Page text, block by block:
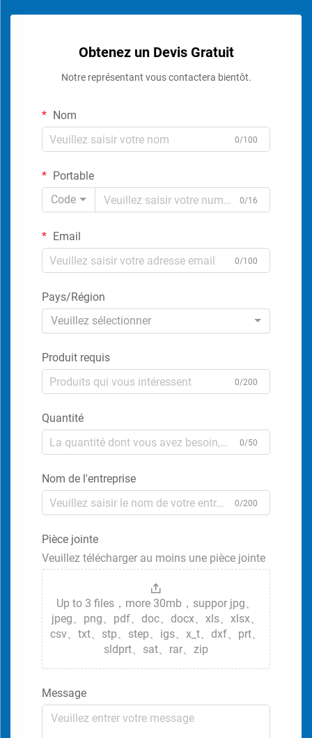
Obtenez un Devis Gratuit
Notre représentant vous contactera bientôt.
Nom
0/100
Portable
Code
0/16
Email
0/100
Pays/Région
Veuillez sélectionner
Produit requis
0/200
Quantité
0/50
Nom de l'entreprise
0/200
Pièce jointe
Veuillez télécharger au moins une pièce jointe
Up to 3 files，more 30mb，suppor jpg、
jpeg、png、pdf、doc、docx、xls、xlsx、
csv、txt、stp、step、igs、x_t、dxf、prt、
sldprt、sat、rar、zip
Message